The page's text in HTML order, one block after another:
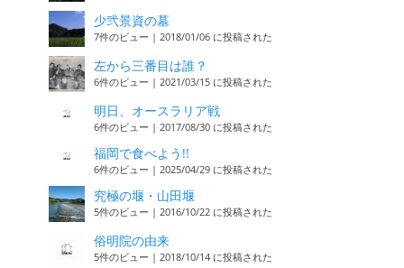
少弐景資の墓
7件のビュー | 2018/01/06 に投稿された
左から三番目は誰？
6件のビュー | 2021/03/15 に投稿された
明日、オースラリア戦
6件のビュー | 2017/08/30 に投稿された
福岡で食べよう!!
6件のビュー | 2025/04/29 に投稿された
究極の堰・山田堰
5件のビュー | 2016/10/22 に投稿された
俗明院の由来
5件のビュー | 2018/10/14 に投稿された